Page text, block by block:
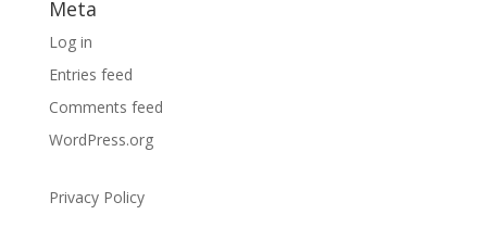
Meta
Log in
Entries feed
Comments feed
WordPress.org
Privacy Policy